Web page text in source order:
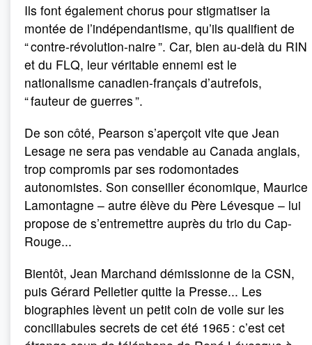
Ils font également chorus pour stigmatiser la
montée de l’indépendantisme, qu’ils qualifient de
“ contre-révolution-naire ”. Car, bien au-delà du RIN
et du FLQ, leur véritable ennemi est le
nationalisme canadien-français d’autrefois,
“ fauteur de guerres ”.
De son côté, Pearson s’aperçoit vite que Jean
Lesage ne sera pas vendable au Canada anglais,
trop compromis par ses rodomontades
autonomistes. Son conseiller économique, Maurice
Lamontagne – autre élève du Père Lévesque – lui
propose de s’entremettre auprès du trio du Cap-
Rouge...
Bientôt, Jean Marchand démissionne de la CSN,
puis Gérard Pelletier quitte la Presse... Les
biographies lèvent un petit coin de voile sur les
conciliabules secrets de cet été 1965 : c’est cet